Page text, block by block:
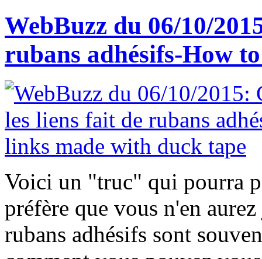
WebBuzz du 06/10/
rubans adhésifs-How
Voici un "truc" qui pourra
préfère que vous n'en
rubans adhésifs sont